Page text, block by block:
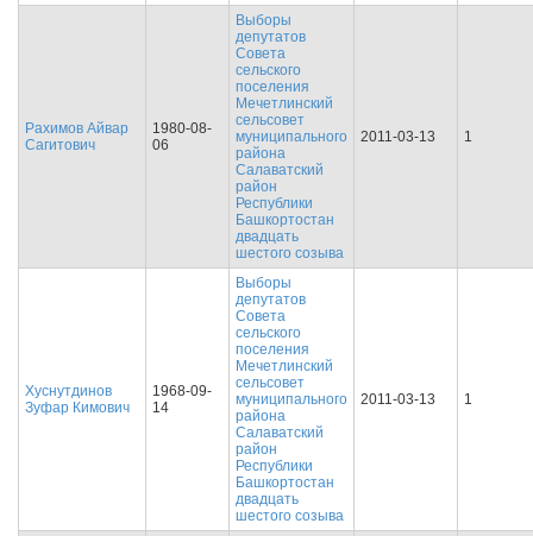
Рахимов Айвар
Сагитович
1980-08-
06
Выборы
депутатов
Совета
сельского
поселения
Мечетлинский
сельсовет
муниципального
района
Салаватский
район
Республики
Башкортостан
двадцать
шестого созыва
2011-03-13 1
Хуснутдинов
Зуфар Кимович
1968-09-
14
Выборы
депутатов
Совета
сельского
поселения
Мечетлинский
сельсовет
муниципального
района
Салаватский
район
Республики
Башкортостан
двадцать
шестого созыва
2011-03-13 1